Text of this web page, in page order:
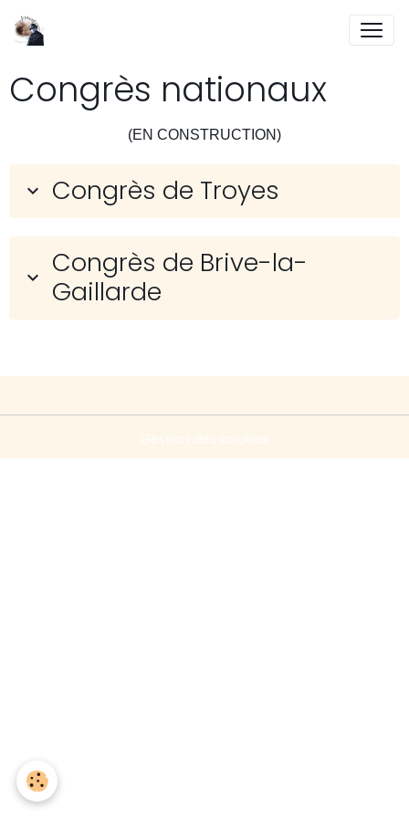
Congrès nationaux
(EN CONSTRUCTION)
Congrès de Troyes
Congrès de Brive-la-
Gaillarde